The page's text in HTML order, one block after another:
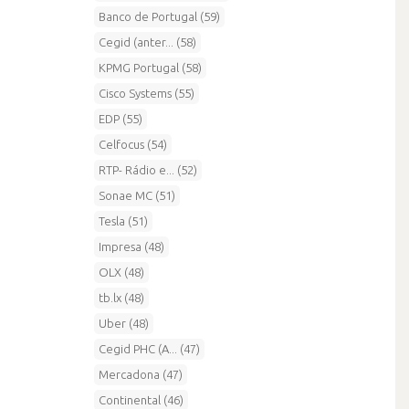
Banco de Portugal (59)
Cegid (anter... (58)
KPMG Portugal (58)
Cisco Systems (55)
EDP (55)
Celfocus (54)
RTP- Rádio e... (52)
Sonae MC (51)
Tesla (51)
Impresa (48)
OLX (48)
tb.lx (48)
Uber (48)
Cegid PHC (A... (47)
Mercadona (47)
Continental (46)